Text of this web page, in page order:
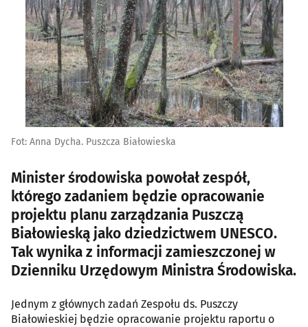
Fot: Anna Dycha. Puszcza Białowieska
Minister środowiska powołał zespół,
którego zadaniem będzie opracowanie
projektu planu zarządzania Puszczą
Białowieską jako dziedzictwem UNESCO.
Tak wynika z informacji zamieszczonej w
Dzienniku Urzędowym Ministra Środowiska.
Jednym z głównych zadań Zespołu ds. Puszczy
Białowieskiej będzie opracowanie projektu raportu o